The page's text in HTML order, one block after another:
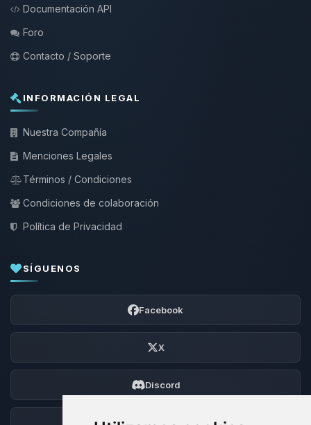
Documentación API
Foro
Contacto / Soporte
INFORMACIÓN LEGAL
Nuestra Compañía
Menciones Legales
Términos / Condiciones
Condiciones de colaboración
Política de Privacidad
SÍGUENOS
Facebook
X
Discord
Foro